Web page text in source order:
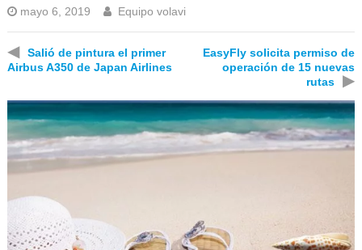
mayo 6, 2019 Equipo volavi
◀
Salió de pintura el primer
Airbus A350 de Japan Airlines
EasyFly solicita permiso de
operación de 15 nuevas
rutas
▶